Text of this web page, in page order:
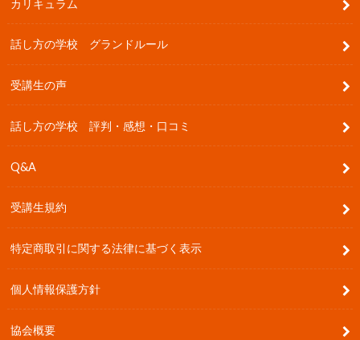
カリキュラム
話し方の学校 グランドルール
受講生の声
話し方の学校 評判・感想・口コミ
Q&A
受講生規約
特定商取引に関する法律に基づく表示
個人情報保護方針
協会概要